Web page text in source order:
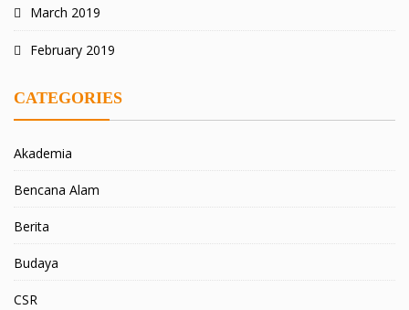
March 2019
February 2019
CATEGORIES
Akademia
Bencana Alam
Berita
Budaya
CSR